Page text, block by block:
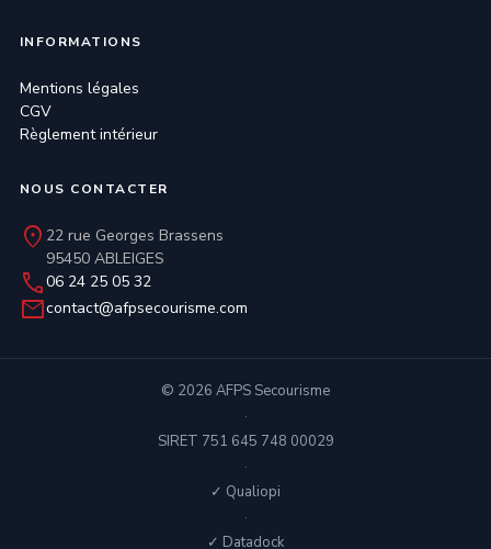
INFORMATIONS
Mentions légales
CGV
Règlement intérieur
NOUS CONTACTER
location_on 22 rue Georges Brassens
95450 ABLEIGES
phone06 24 25 05 32
mailcontact@afpsecourisme.com
© 2026 AFPS Secourisme
·
SIRET 751 645 748 00029
·
✓ Qualiopi
·
✓ Datadock